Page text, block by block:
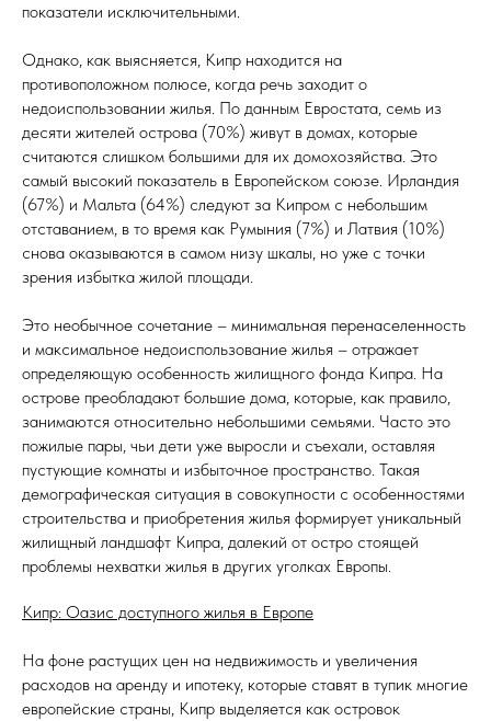
показатели исключительными.
Однако, как выясняется, Кипр находится на
противоположном полюсе, когда речь заходит о
недоиспользовании жилья. По данным Евростата, семь из
десяти жителей острова (70%) живут в домах, которые
считаются слишком большими для их домохозяйства. Это
самый высокий показатель в Европейском союзе. Ирландия
(67%) и Мальта (64%) следуют за Кипром с небольшим
отставанием, в то время как Румыния (7%) и Латвия (10%)
снова оказываются в самом низу шкалы, но уже с точки
зрения избытка жилой площади.
Это необычное сочетание – минимальная перенаселенность
и максимальное недоиспользование жилья – отражает
определяющую особенность жилищного фонда Кипра. На
острове преобладают большие дома, которые, как правило,
занимаются относительно небольшими семьями. Часто это
пожилые пары, чьи дети уже выросли и съехали, оставляя
пустующие комнаты и избыточное пространство. Такая
демографическая ситуация в совокупности с особенностями
строительства и приобретения жилья формирует уникальный
жилищный ландшафт Кипра, далекий от остро стоящей
проблемы нехватки жилья в других уголках Европы.
Кипр: Оазис доступного жилья в Европе
На фоне растущих цен на недвижимость и увеличения
расходов на аренду и ипотеку, которые ставят в тупик многие
европейские страны, Кипр выделяется как островок